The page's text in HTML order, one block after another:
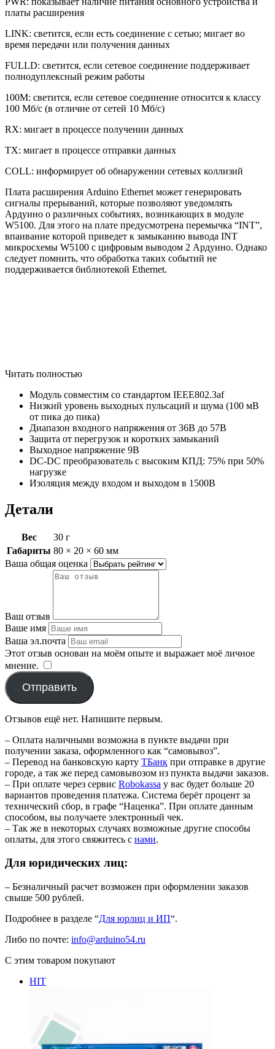
платы расширения
LINK: светится, если есть соединение с сетью; мигает во
время передачи или получения данных
FULLD: светится, если сетевое соединение поддерживает
полнодуплексный режим работы
100M: светится, если сетевое соединение относится к классу
100 Мб/с (в отличие от сетей 10 Мб/с)
RX: мигает в процессе получении данных
TX: мигает в процессе отправки данных
COLL: информирует об обнаружении сетевых коллизий
Плата расширения Arduino Ethernet может генерировать
сигналы прерываний, которые позволяют уведомлять
Ардуино о различных событиях, возникающих в модуле
W5100. Для этого на плате предусмотрена перемычка “INT”,
впаивание которой приведет к замыканию вывода INT
микросхемы W5100 с цифровым выводом 2 Ардуино. Однако
следует помнить, что обработка таких событий не
поддерживается библиотекой Ethernet.
Читать полностью
Модуль совместим со стандартом IEEE802.3af
Низкий уровень выходных пульсаций и шума (100 мВ
от пика до пика)
Диапазон входного напряжения от 36В до 57В
Защита от перегрузок и коротких замыканий
Выходное напряжение 9В
DC-DC преобразователь с высоким КПД: 75% при 50%
нагрузке
Изоляция между входом и выходом в 1500В
Детали
Вес
30 г
Габариты 80 × 20 × 60 мм
Ваша общая оценка
Ваш отзыв
Ваше имя
Ваша эл.почта
Этот отзыв основан на моём опыте и выражает моё личное
мнение.
Отправить
Отзывов ещё нет. Напишите первым.
– Оплата наличными возможна в пункте выдачи при
получении заказа, оформленного как “самовывоз”.
– Перевод на банковскую карту TБанк при отправке в другие
городе, а так же перед самовывозом из пункта выдачи заказов.
– При оплате через сервис Robokassa у вас будет больше 20
вариантов проведения платежа. Система берёт процент за
технический сбор, в графе “Наценка”. При оплате данным
способом, вы получаете электронный чек.
– Так же в некоторых случаях возможные другие способы
оплаты, для этого свяжитесь с нами.
Для юридических лиц:
– Безналичный расчет возможен при оформлении заказов
свыше 500 рублей.
Подробнее в разделе “Для юрлиц и ИП“.
Либо по почте: info@arduino54.ru
С этим товаром покупают
HIT